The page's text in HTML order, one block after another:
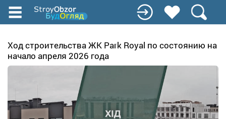
Перейти
содержанию
Ход строительства ЖК Park Royal по состоянию на
начало апреля 2026 года